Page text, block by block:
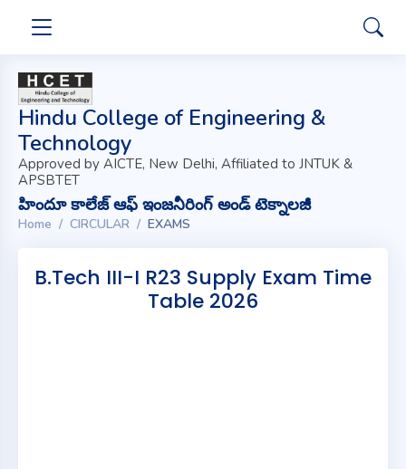
Hindu College of Engineering &
Technology
Approved by AICTE, New Delhi, Affiliated to JNTUK &
APSBTET
హిందూ కాలేజ్ ఆఫ్ ఇంజనీరింగ్ అండ్ టెక్నాలజీ
Home CIRCULAR EXAMS
B.Tech III-I R23 Supply Exam Time
Table 2026